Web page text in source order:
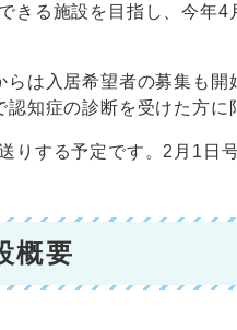
きる施設を目指し、今年4
は入居希望者の募集も開
知症の診断を受けた方に
りする予定です。2月1日
概要